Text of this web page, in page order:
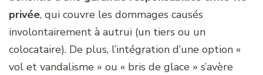
privée, qui couvre les dommages causés
involontairement à autrui (un tiers ou un
colocataire). De plus, l’intégration d’une option «
vol et vandalisme » ou « bris de glace » s’avère